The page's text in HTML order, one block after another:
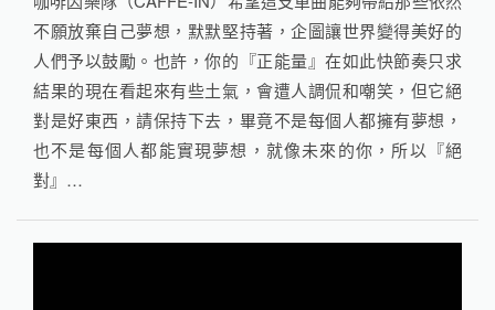
不願放棄自己夢想，默默堅持著，企圖讓世界變得美好的
人們予以鼓勵。也許，你的『正能量』在如此快節奏只求
結果的現在看起來有些土氣，會遭人調侃和嘲笑，但它絕
對是好東西，請保持下去，畢竟不是每個人都擁有夢想，
也不是每個人都能實現夢想，就像未來的你，所以『絕
對』…